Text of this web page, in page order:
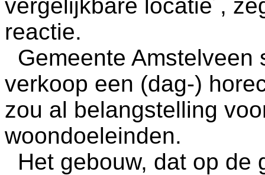
vergelijkbare locatie´,
reactie.
Gemeente
verkoop een (dag-)
zou al belangstelling
woondoeleinden.
Het gebouw, dat op de